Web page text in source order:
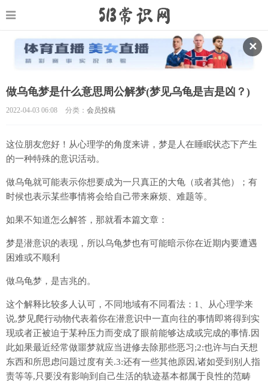
✕
做乌龟梦是什么意思周公解梦(梦见乌龟是吉是凶？)
2022-04-03 06:08 分类： 会员投稿
这位朋友您好！从心理学的角度来讲，梦是人在睡眠状态下产生
的一种特殊的意识活动。
做乌龟就可能表示你想要成为一只真正的大龟（或者其他）；有
时候也表示某些事情将会给自己带来麻烦、难题等。
如果不知道怎么解答，那就看本篇文章：
梦是潜意识的表现，所以乌龟梦也有可能暗示你在近期内要遭遇
困难或不顺利
做乌龟梦，是吉兆的。
这个解释比较多人认可，不同地域有不同看法：1、从心理学来
说,梦见爬行动物代表着你在潜意识中一直向往的事情即将得到实
现或者正被迫于某种压力而变成了眼前能够达成或完成的事情.因
此如果最近经常做噩梦就应当进修去除那些恶习;2:也许与白天想
东西和所思虑问题过度有关.3:还有一些其他原因,诸如受到别人指
责等等,只要没有影响到自己生活的轨迹基本都属于良性的范畴